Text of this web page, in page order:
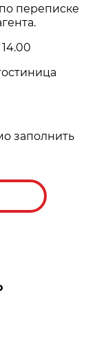
переписке
заполнить